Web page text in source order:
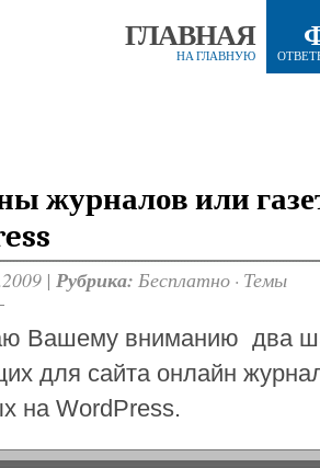
ГЛАВНАЯ
НА ГЛАВНУЮ
журналов или
| Рубрика: Бесплатно · Темы
Вашему вниманию два
для сайта онлайн
на WordPress.